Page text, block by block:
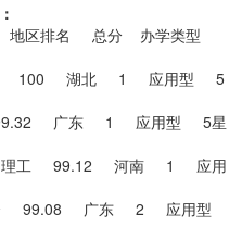
区排名 总分 办学类型
工 100 湖北 1 应用型 5
广东 1 应用型 5星
理工 99.12 河南 1 应用
合 99.08 广东 2 应用型